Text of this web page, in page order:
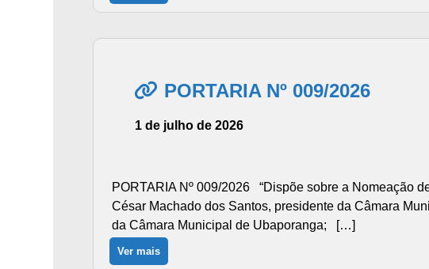
PORTARIA Nº 009/2026
1 de julho de 2026
PORTARIA Nº 009/2026 “Dispõe sobre a Nomeação
César Machado dos Santos, presidente da Câmara
da Câmara Municipal de Ubaporanga; […]
Ver mais